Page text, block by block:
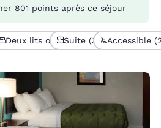
801 points après ce séjour
(6)
Deux lits ou plus (1)
Suite (3) Accessible